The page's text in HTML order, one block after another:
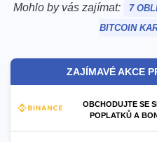
Mohlo by vás zajímat:
7
BITCOIN
ZAJÍMAVÉ AKCE
OBCHODUJTE SE
POPLATKŮ A